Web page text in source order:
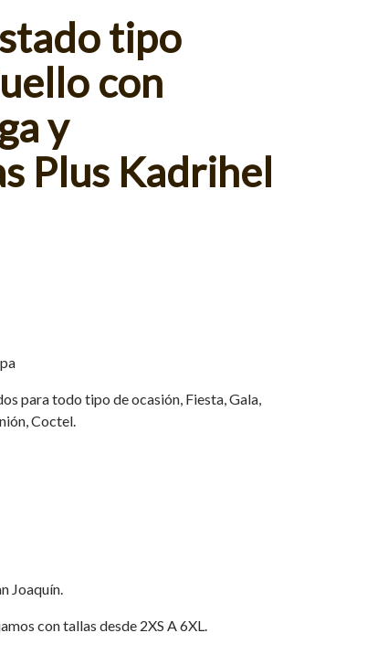
tipo
con
y
Plus Kadrihel
para todo tipo de ocasión, Fiesta, Gala,
Coctel.
Joaquín.
con tallas desde 2XS A 6XL.